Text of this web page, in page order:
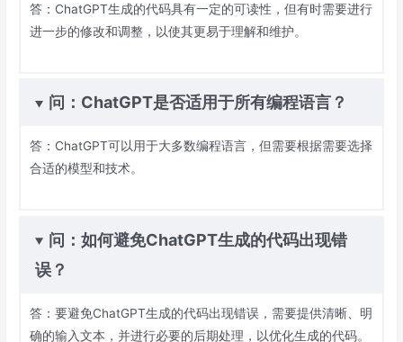
答：ChatGPT生成的代码具有一定的可读性，但有时需要进行
进一步的修改和调整，以使其更易于理解和维护。
问：ChatGPT是否适用于所有编程语言？
答：ChatGPT可以用于大多数编程语言，但需要根据需要选择
合适的模型和技术。
问：如何避免ChatGPT生成的代码出现错
误？
答：要避免ChatGPT生成的代码出现错误，需要提供清晰、明
确的输入文本，并进行必要的后期处理，以优化生成的代码。